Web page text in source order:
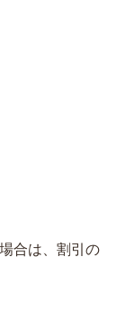
合は、割引の